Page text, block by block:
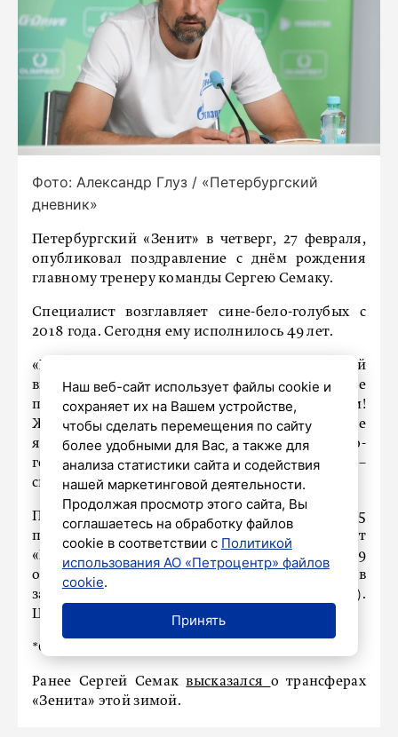
Фото: Александр Глуз / «Петербургский
дневник»
Петербургский «Зенит» в четверг, 27 февраля,
опубликовал поздравление с днём рождения
главному тренеру команды Сергею Семаку.
Специалист возглавляет сине-бело-голубых с
2018 года. Сегодня ему исполнилось 49 лет.
«Мы от всей души благодарим вас за огромный
вклад в трофеи и награды, завоёванные
петербуржцами под вашим руководством!
Желаем новых рекордов и как можно больше
ярких и важных побед вместе с сине-бело-
голубыми! С днём рождения! Всё будет СБС*», –
сказано в сообщении.
По итогам 18 туров РПЛ сезона-2024/2025
первое место в турнирной таблице занимает
«Краснодар». Чёрно-зелёные набрали 39
очков – столько же у «Зенита». Тройку лидеров
замыкает московский «Спартак» (37 очков).
ЦСКА – шестой.
*Сергей Богданович Семак
Ранее Сергей Семаквысказался о трансферах
«Зенита» этой зимой.
Наш веб-сайт использует файлы cookie и
сохраняет их на Вашем устройстве,
чтобы сделать перемещения по сайту
более удобными для Вас, а также для
анализа статистики сайта и содействия
нашей маркетинговой деятельности.
Продолжая просмотр этого сайта, Вы
соглашаетесь на обработку файлов
cookie в соответствии с Политикой
использования АО «Петроцентр» файлов
cookie.
Принять